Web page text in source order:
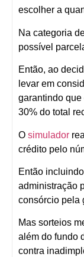
escolher a
Na categoria
possível
Então, ao
levar em
garantindo
30% do total
O simulador
crédito pelo
Então
administração
consórcio pela
Mas sorteios
além do fundo
contra